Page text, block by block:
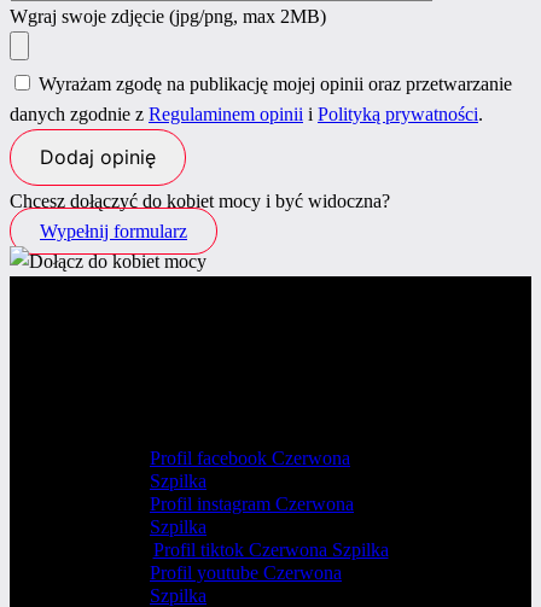
Wgraj swoje zdjęcie (jpg/png, max 2MB)
Wyrażam zgodę na publikację mojej opinii oraz przetwarzanie
danych zgodnie z Regulaminem opinii i Polityką prywatności.
Chcesz dołączyć do kobiet mocy i być widoczna?
Wypełnij formularz
Profil facebook Czerwona
Szpilka
Profil instagram Czerwona
Szpilka
Profil tiktok Czerwona Szpilka
Profil youtube Czerwona
Szpilka